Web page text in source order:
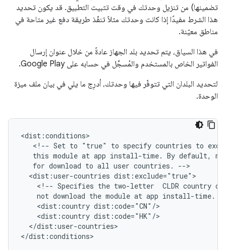
تضمينها) من تنزيل وحدتك في وقت تثبيت التطبيق. قد يكون تحديد
هذا الشرط مفيدًا إذا كانت وحدتك مثلاً تنفّذ طريقة دفع غير متاحة في
مناطق معيّنة.
في هذا السياق، يتم تحديد بلد الجهاز عادةً من خلال عنوان إرسال
الفواتير الخاص بالمستخدم والمُسجَّل في حسابه على Google Play.
لتحديد البلدان التي تتوفّر فيها وحدتك، أدرِج ما يلي في بيان ملف ميزة
الوحدة.
<!-- Set to "true" to specify countries to
this module at app install-time. By default,
for download to all user countries.
<dist:user-countries
<!-- Specifies the two-letter CLDR country
not download the module at app install-time.
<dist:country
<dist:country
</dist:user-countries>